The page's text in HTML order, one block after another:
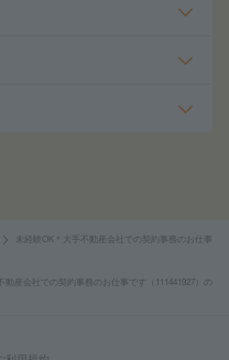
未経験OK＊大手不動産会社での契約事務のお仕事
動産会社での契約事務のお仕事です（111441927）の